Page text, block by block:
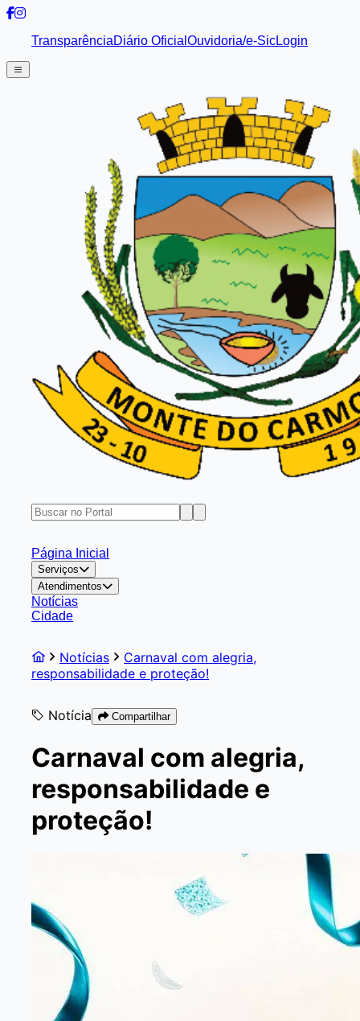
TransparênciaDiário Oficial Ouvidoria/e-SicLogin
Página Inicial
Serviços
Atendimentos
Notícias
Cidade
Notícias
Carnaval com alegria,
responsabilidade e proteção!
Notícia Compartilhar
Carnaval com alegria,
responsabilidade e
proteção!